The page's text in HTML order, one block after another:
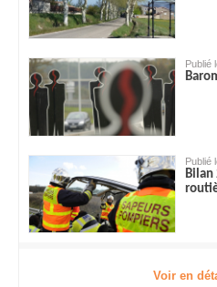
Publié
Publié
Voir en